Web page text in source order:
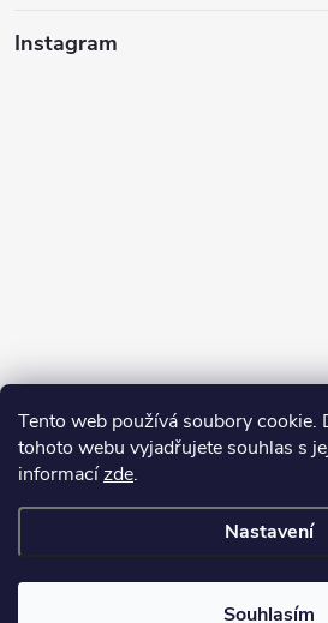
Tento web používá soubory cookie.
tohoto webu vyjadřujete souhlas s
informacízde.
Nastavení
Souhlasím
Instagram
Sledovat na Instagramu
Copyright 2026
cookies